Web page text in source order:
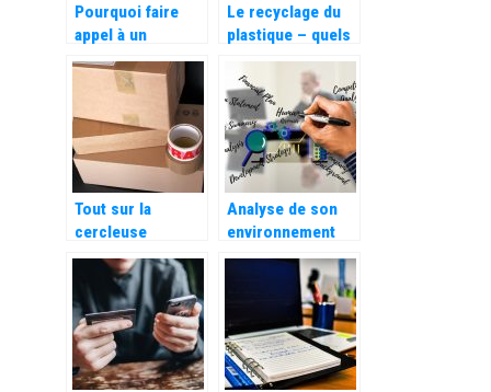
Pourquoi faire
appel à un
spécialiste du
matériel de
manutention et de
levage ?
Le recyclage du
plastique – quels
types de
plastiques
distingue-t-on ?
Tout sur la
cercleuse
automatique!
Analyse de son
environnement
concurrentiel,
que signifie
exactement les
cinq forces de
Porter ?